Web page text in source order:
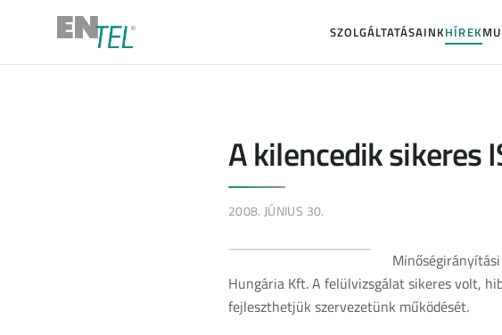
SZOLGÁLTATÁSAINKHÍREK
A kilencedik sikeres
2008. JÚNIUS 30.
Hungária Kft. A felülvizsgálat sikeres volt,
fejleszthetjük szervezetünk működését.